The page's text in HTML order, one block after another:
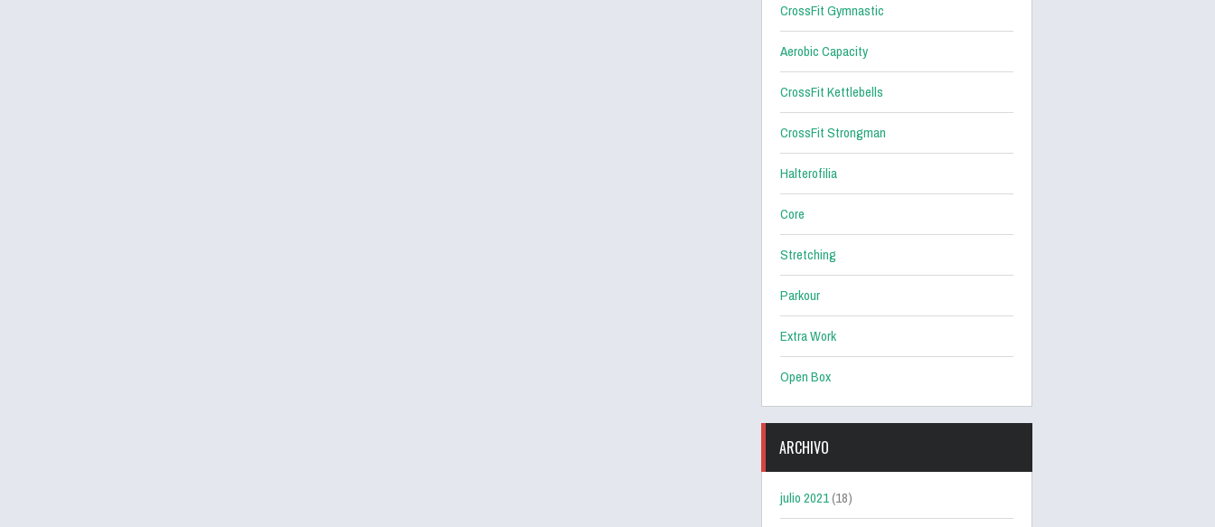
CrossFit Gymnastic
Aerobic Capacity
CrossFit Kettlebells
CrossFit Strongman
Halterofilia
Core
Stretching
Parkour
Extra Work
Open Box
ARCHIVO
julio 2021(18)